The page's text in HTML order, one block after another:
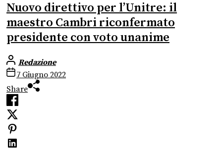
Nuovo direttivo per l’Unitre: il
maestro Cambri riconfermato
presidente con voto unanime
Redazione
7 Giugno 2022
Share